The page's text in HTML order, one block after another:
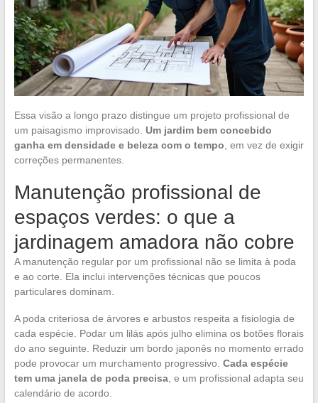
Essa visão a longo prazo distingue um projeto profissional de
um paisagismo improvisado. Um jardim bem concebido
ganha em densidade e beleza com o tempo , em vez de exigir
correções permanentes.
Manutenção profissional de
espaços verdes: o que a
jardinagem amadora não cobre
A manutenção regular por um profissional não se limita à poda
e ao corte. Ela inclui intervenções técnicas que poucos
particulares dominam.
A poda criteriosa de árvores e arbustos respeita a fisiologia de
cada espécie. Podar um lilás após julho elimina os botões florais
do ano seguinte. Reduzir um bordo japonês no momento errado
pode provocar um murchamento progressivo. Cada espécie
tem uma janela de poda precisa, e um profissional adapta seu
calendário de acordo.